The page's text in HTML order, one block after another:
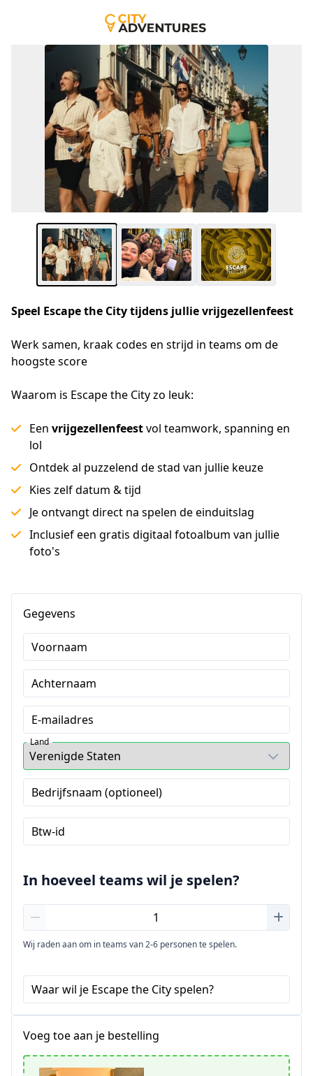
Speel Escape the City tijdens jullie vrijgezellenfeest
Werk samen, kraak codes en strijd in teams om de
hoogste score
Waarom is Escape the City zo leuk:
Een vrijgezellenfeestvol teamwork, spanning en
lol
Ontdek al puzzelend de stad van jullie keuze
Kies zelf datum & tijd
Je ontvangt direct na spelen de einduitslag
Inclusief een gratis digitaal fotoalbum van jullie
foto's
Gegevens
Voornaam
Achternaam
E-mailadres
Land
Bedrijfsnaam (optioneel)
Btw-id
In hoeveel teams wil je spelen?
Wij raden aan om in teams van 2-6 personen te spelen.
Waar wil je Escape the City spelen?
Voeg toe aan je bestelling